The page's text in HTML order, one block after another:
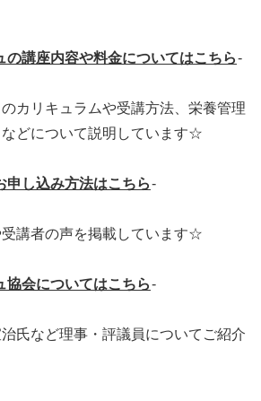
の講座内容や料金についてはこちら-
カリキュラムや受講方法、栄養管理
どについて説明しています☆
申し込み方法はこちら-
講者の声を掲載しています☆
協会についてはこちら-
氏など理事・評議員についてご紹介